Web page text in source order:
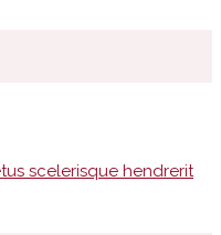
scelerisque hendrerit